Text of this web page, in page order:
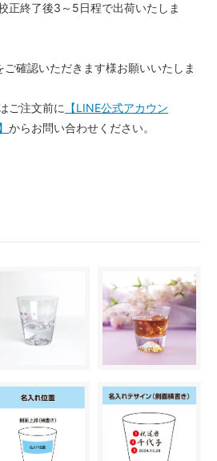
正終了後3～5日程で出荷いたしま
確認いただきます様お願いいたしま
ご注文前に
【LINE公式アカウン
からお問い合わせください。